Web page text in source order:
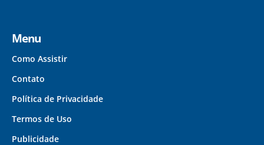
Menu
Como Assistir
Contato
Política de Privacidade
Termos de Uso
Publicidade